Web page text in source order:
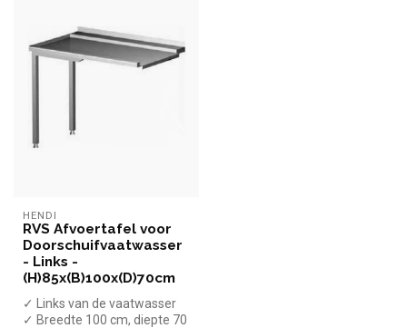
HENDI
RVS Afvoertafel voor
Doorschuifvaatwasser
- Links -
(H)85x(B)100x(D)70cm
✓ Links van de vaatwasser
✓ Breedte 100 cm, diepte 70